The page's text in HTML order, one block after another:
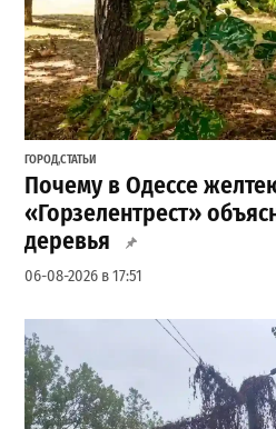
ГОРОД,СТАТЬИ
Почему в Одессе
«Горзелентрест»
деревья
06-08-2026 в 17:51